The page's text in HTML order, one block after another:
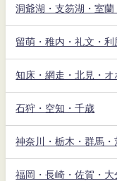
洞爺湖・支笏湖・室
留萌・稚内・礼文・利
知床・網走・北見・オ
石狩・空知・千歳
神奈川・栃木・群馬
福岡・長崎・佐賀・